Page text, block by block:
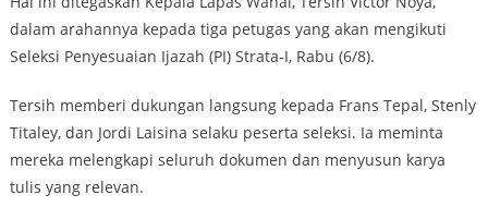
dalam arahannya kepada tiga petugas yang akan mengikuti
Seleksi Penyesuaian Ijazah (PI) Strata-I, Rabu (6/8).
Tersih memberi dukungan langsung kepada Frans Tepal, Stenly
Titaley, dan Jordi Laisina selaku peserta seleksi. Ia meminta
mereka melengkapi seluruh dokumen dan menyusun karya
tulis yang relevan.